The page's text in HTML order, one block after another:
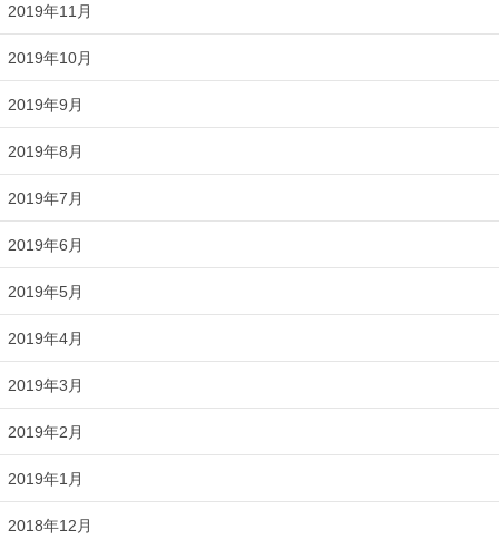
2019年11月
2019年10月
2019年9月
2019年8月
2019年7月
2019年6月
2019年5月
2019年4月
2019年3月
2019年2月
2019年1月
2018年12月